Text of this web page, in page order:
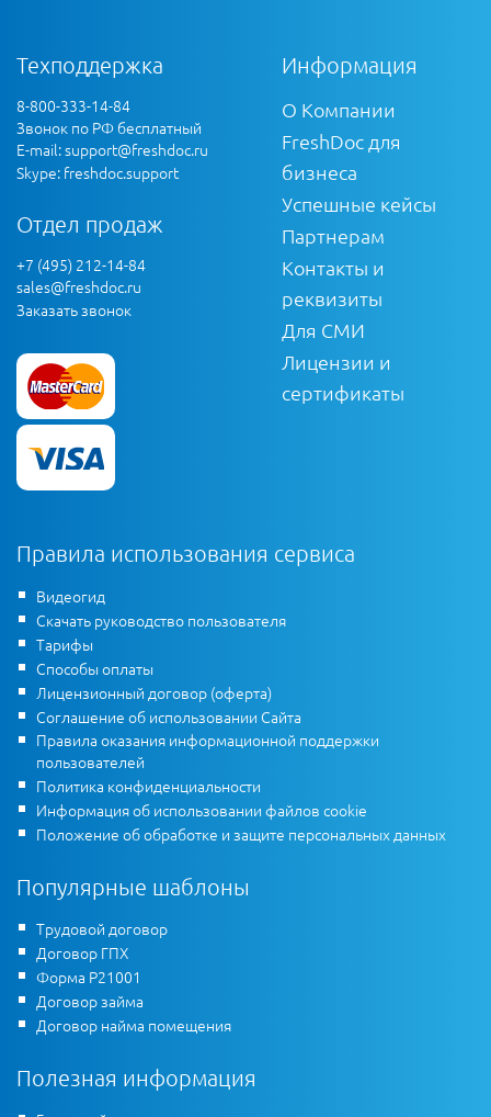
Техподдержка
8-800-333-14-84
Звонок по РФ бесплатный
E-mail:support@freshdoc.ru
Skype: freshdoc.support
Отдел продаж
+7 (495) 212-14-84
sales@freshdoc.ru
Заказать звонок
Информация
О Компании
FreshDoc для
бизнеса
Успешные кейсы
Партнерам
Контакты и
реквизиты
Для СМИ
Лицензии и
сертификаты
Правила использования сервиса
Видеогид
Скачать руководство пользователя
Тарифы
Способы оплаты
Лицензионный договор (оферта)
Соглашение об использовании Сайта
Правила оказания информационной поддержки
пользователей
Политика конфиденциальности
Информация об использовании файлов cookie
Положение об обработке и защите персональных данных
Популярные шаблоны
Трудовой договор
Договор ГПХ
Форма Р21001
Договор займа
Договор найма помещения
Полезная информация